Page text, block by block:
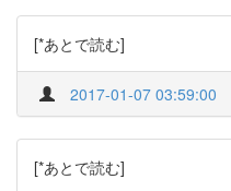
[*あとで読む]
2017-01-07 03:59:00
[*あとで読む]